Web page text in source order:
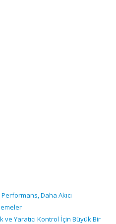
Daha Akıcı
ve Yaratıcı Kontrol İçin Büyük Bir